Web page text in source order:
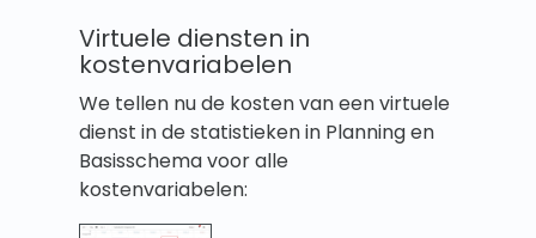
Virtuele diensten in
kostenvariabelen
We tellen nu de kosten van een virtuele
dienst in de statistieken in Planning en
Basisschema voor alle
kostenvariabelen: